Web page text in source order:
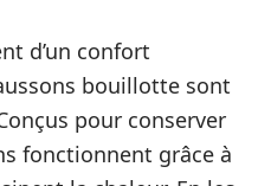
d’un confort
bouillotte sont
pour conserver
fonctionnent grâce à